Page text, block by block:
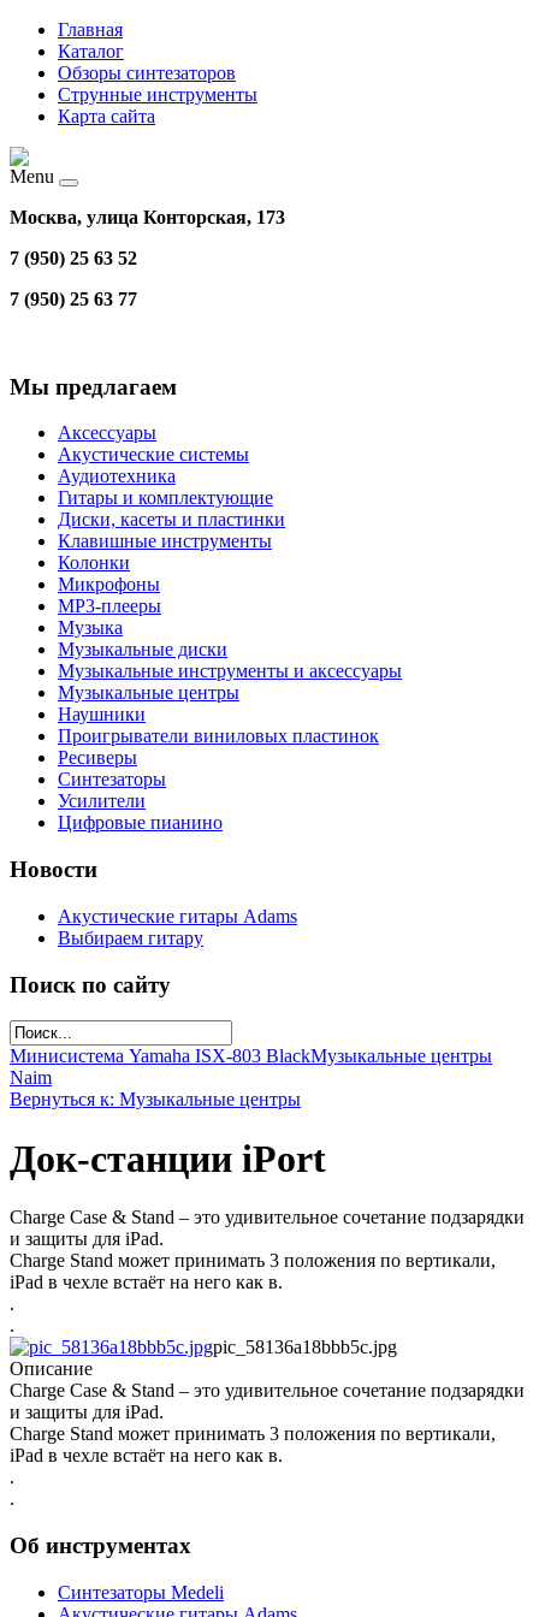
Главная
Каталог
Обзоры синтезаторов
Струнные инструменты
Карта сайта
Menu
Москва, улица Конторская, 173
7 (950) 25 63 52
7 (950) 25 63 77
Мы предлагаем
Аксессуары
Акустические системы
Аудиотехника
Гитары и комплектующие
Диски, касеты и пластинки
Клавишные инструменты
Колонки
Микрофоны
МР3-плееры
Музыка
Музыкальные диски
Музыкальные инструменты и аксессуары
Музыкальные центры
Наушники
Проигрыватели виниловых пластинок
Ресиверы
Синтезаторы
Усилители
Цифровые пианино
Новости
Акустические гитары Adams
Выбираем гитару
Поиск по сайту
Минисистема Yamaha ISX-803 BlackМузыкальные центры
Naim
Вернуться к: Музыкальные центры
Док-станции iPort
Charge Case & Stand – это удивительное сочетание подзарядки
и защиты для iPad.
Charge Stand может принимать 3 положения по вертикали,
iPad в чехле встаёт на него как в.
.
.
pic_58136a18bbb5c.jpg
Описание
Charge Case & Stand – это удивительное сочетание подзарядки
и защиты для iPad.
Charge Stand может принимать 3 положения по вертикали,
iPad в чехле встаёт на него как в.
.
.
Об инструментах
Синтезаторы Мedeli